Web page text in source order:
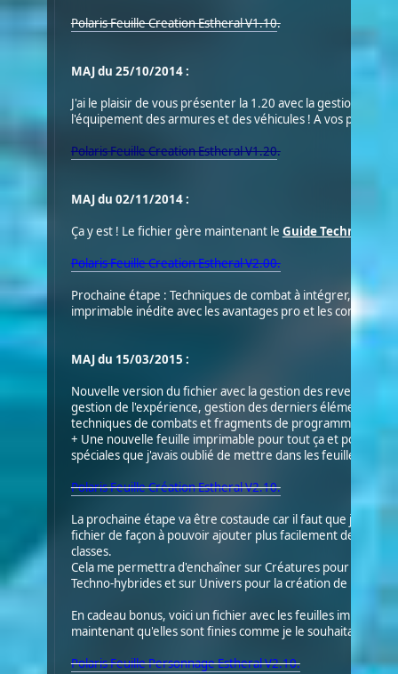
Polaris Feuille Creation Estheral V1.10.
MAJ du 25/10/2014 :
J'ai le plaisir de vous présenter la 1.20 avec la gestion de
l'équipement des armures et des véhicules ! A vos porte-
Polaris Feuille Creation Estheral V1.20.
MAJ du 02/11/2014 :
Ça y est ! Le fichier gère maintenant le Guide Technique
Polaris Feuille Creation Estheral V2.00.
Prochaine étape : Techniques de combat à intégrer, et à
imprimable inédite avec les avantages pro et les
MAJ du 15/03/2015 :
Nouvelle version du fichier avec la gestion des revers et
gestion de l'expérience, gestion des derniers éléments du
techniques de combats et fragments de programme.
+ Une nouvelle feuille imprimable pour tout ça et pour les
spéciales que j'avais oublié de mettre dans les feuilles
Polaris Feuille Création Estheral V2.10.
La prochaine étape va être costaude car il faut que je
fichier de façon à pouvoir ajouter plus facilement de
classes.
Cela me permettra d'enchaîner sur Créatures pour les
Techno-hybrides et sur Univers pour la création de
En cadeau bonus, voici un fichier avec les feuilles
maintenant qu'elles sont finies comme je le souhaitais.
Polaris Feuille Personnage Estheral V2.10.